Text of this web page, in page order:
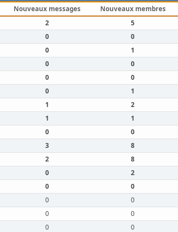
Nouveaux messages Nouveaux membres
2 5
0 0
0 1
0 0
0 0
0 1
1 2
1 1
0 0
3 8
2 8
0 2
0 0
0 0
0 0
0 0